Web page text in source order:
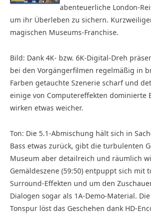
abenteuerliche London-
um ihr Überleben zu sichern.
magischen Museums-Franchise.
Bild: Dank 4K- bzw. 6K-Digital-Dreh
bei den Vorgängerfilmen regelmäßig in
Farben getauchte Szenerie scharf und
einige von Computereffekten dominierte
wirken etwas weicher.
Ton: Die 5.1-Abmischung hält sich in
Bass etwas zurück, gibt die turbulenten
Museum aber detailreich und räumlich
Gemäldeszene (59:50) entpuppt sich mit
Surround-Effekten und um den
Dialogen sogar als 1A-Demo-Material.
Tonspur löst das Geschehen dank HD-